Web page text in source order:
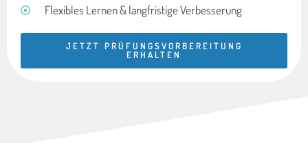
Flexibles Lernen & langfristige Verbesserung
JETZT PRÜFUNGSVORBEREITUNG
ERHALTEN